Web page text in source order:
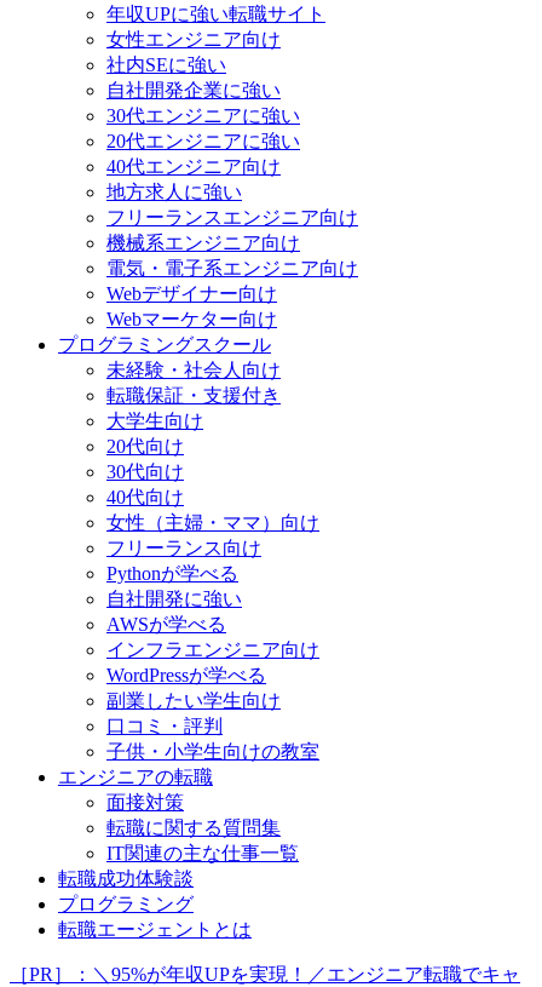
年収UPに強い転職サイト
女性エンジニア向け
社内SEに強い
自社開発企業に強い
30代エンジニアに強い
20代エンジニアに強い
40代エンジニア向け
地方求人に強い
フリーランスエンジニア向け
機械系エンジニア向け
電気・電子系エンジニア向け
Webデザイナー向け
Webマーケター向け
プログラミングスクール
未経験・社会人向け
転職保証・支援付き
大学生向け
20代向け
30代向け
40代向け
女性（主婦・ママ）向け
フリーランス向け
Pythonが学べる
自社開発に強い
AWSが学べる
インフラエンジニア向け
WordPressが学べる
副業したい学生向け
口コミ・評判
子供・小学生向けの教室
エンジニアの転職
面接対策
転職に関する質問集
IT関連の主な仕事一覧
転職成功体験談
プログラミング
転職エージェントとは
［PR］：＼95%が年収UPを実現！／エンジニア転職でキャ